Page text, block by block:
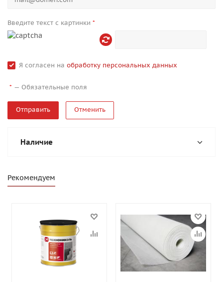
Введите текст с картинки *
Я согласен на обработку персональных данных
* — Обязательные поля
Отменить
Наличие
Рекомендуем